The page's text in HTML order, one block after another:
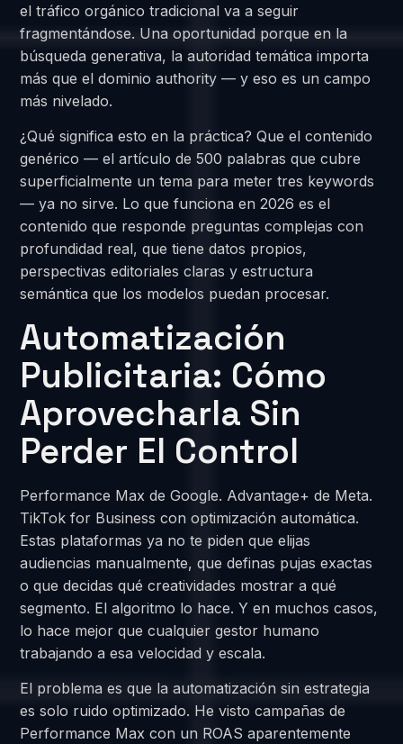
el tráfico orgánico tradicional va a seguir
fragmentándose. Una oportunidad porque en la
búsqueda generativa, la autoridad temática importa
más que el dominio authority — y eso es un campo
más nivelado.
¿Qué significa esto en la práctica? Que el contenido
genérico — el artículo de 500 palabras que cubre
superficialmente un tema para meter tres keywords
— ya no sirve. Lo que funciona en 2026 es el
contenido que responde preguntas complejas con
profundidad real, que tiene datos propios,
perspectivas editoriales claras y estructura
semántica que los modelos puedan procesar.
Automatización
Publicitaria: Cómo
Aprovecharla Sin
Perder El Control
Performance Max de Google. Advantage+ de Meta.
TikTok for Business con optimización automática.
Estas plataformas ya no te piden que elijas
audiencias manualmente, que definas pujas exactas
o que decidas qué creatividades mostrar a qué
segmento. El algoritmo lo hace. Y en muchos casos,
lo hace mejor que cualquier gestor humano
trabajando a esa velocidad y escala.
El problema es que la automatización sin estrategia
es solo ruido optimizado. He visto campañas de
Performance Max con un ROAS aparentemente